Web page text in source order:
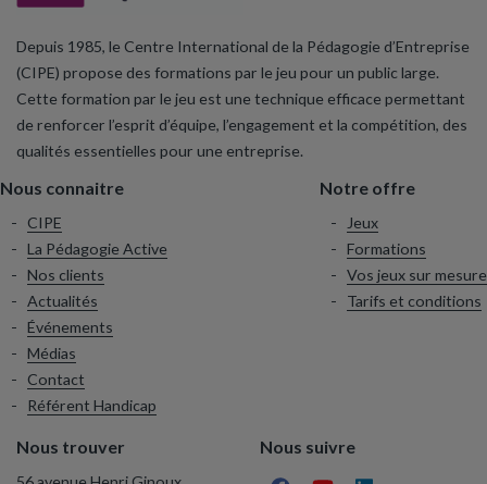
Depuis 1985, le Centre International de la Pédagogie d’Entreprise
(CIPE) propose des formations par le jeu pour un public large.
Cette formation par le jeu est une technique efficace permettant
de renforcer l’esprit d’équipe, l’engagement et la compétition, des
qualités essentielles pour une entreprise.
Nous connaitre
CIPE
La Pédagogie Active
Nos clients
Actualités
Événements
Médias
Contact
Référent Handicap
Notre offre
Jeux
Formations
Vos jeux sur mesure
Tarifs et conditions
Nous trouver Nous suivre